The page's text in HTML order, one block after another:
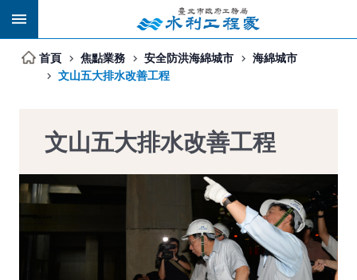
跳到主要內容區塊
首頁 焦點業務 安全防洪海綿城市
海綿城市
文山五大排水改善工程
文山五大排水改善工程